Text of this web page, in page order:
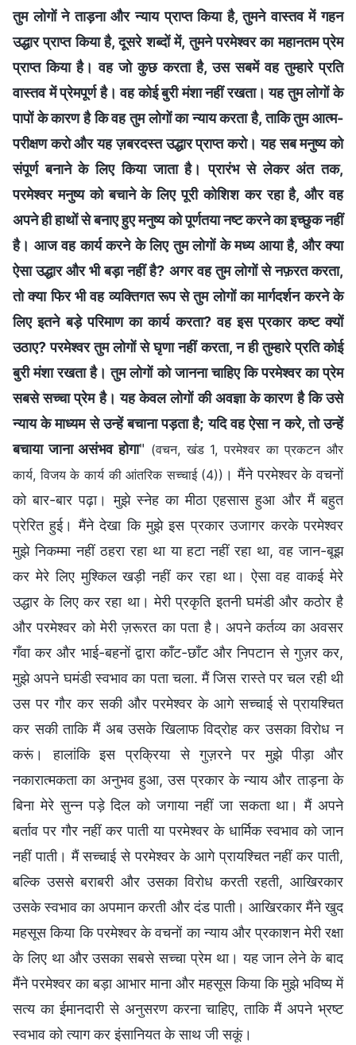
तुम लोगों ने ताड़ना और न्याय प्राप्त किया है, तुमने वास्तव में गहन
उद्धार प्राप्त किया है, दूसरे शब्दों में, तुमने परमेश्वर का महानतम प्रेम
प्राप्त किया है। वह जो कुछ करता है, उस सबमें वह तुम्हारे प्रति
वास्तव में प्रेमपूर्ण है। वह कोई बुरी मंशा नहीं रखता। यह तुम लोगों के
पापों के कारण है कि वह तुम लोगों का न्याय करता है, ताकि तुम आत्म-
परीक्षण करो और यह ज़बरदस्त उद्धार प्राप्त करो। यह सब मनुष्य को
संपूर्ण बनाने के लिए किया जाता है। प्रारंभ से लेकर अंत तक,
परमेश्वर मनुष्य को बचाने के लिए पूरी कोशिश कर रहा है, और वह
अपने ही हाथों से बनाए हुए मनुष्य को पूर्णतया नष्ट करने का इच्छुक नहीं
है। आज वह कार्य करने के लिए तुम लोगों के मध्य आया है, और क्या
ऐसा उद्धार और भी बड़ा नहीं है? अगर वह तुम लोगों से नफ़रत करता,
तो क्या फिर भी वह व्यक्तिगत रूप से तुम लोगों का मार्गदर्शन करने के
लिए इतने बड़े परिमाण का कार्य करता? वह इस प्रकार कष्ट क्यों
उठाए? परमेश्वर तुम लोगों से घृणा नहीं करता, न ही तुम्हारे प्रति कोई
बुरी मंशा रखता है। तुम लोगों को जानना चाहिए कि परमेश्वर का प्रेम
सबसे सच्चा प्रेम है। यह केवल लोगों की अवज्ञा के कारण है कि उसे
न्याय के माध्यम से उन्हें बचाना पड़ता है; यदि वह ऐसा न करे, तो उन्हें
बचाया जाना असंभव होगा" (वचन, खंड 1, परमेश्वर का प्रकटन और
कार्य, विजय के कार्य की आंतरिक सच्चाई (4)) । मैंने परमेश्वर के वचनों
को बार-बार पढ़ा। मुझे स्नेह का मीठा एहसास हुआ और मैं बहुत
प्रेरित हुई। मैंने देखा कि मुझे इस प्रकार उजागर करके परमेश्वर
मुझे निकम्मा नहीं ठहरा रहा था या हटा नहीं रहा था, वह जान-बूझ
कर मेरे लिए मुश्किल खड़ी नहीं कर रहा था। ऐसा वह वाकई मेरे
उद्धार के लिए कर रहा था। मेरी प्रकृति इतनी घमंडी और कठोर है
और परमेश्वर को मेरी ज़रूरत का पता है। अपने कर्तव्य का अवसर
गँवा कर और भाई-बहनों द्वारा काँट-छाँट और निपटान से गुज़र कर,
मुझे अपने घमंडी स्वभाव का पता चला. मैं जिस रास्ते पर चल रही थी
उस पर गौर कर सकी और परमेश्वर के आगे सच्चाई से प्रायश्चित
कर सकी ताकि मैं अब उसके खिलाफ विद्रोह कर उसका विरोध न
करूं। हालांकि इस प्रक्रिया से गुज़रने पर मुझे पीड़ा और
नकारात्मकता का अनुभव हुआ, उस प्रकार के न्याय और ताड़ना के
बिना मेरे सुन्न पड़े दिल को जगाया नहीं जा सकता था। मैं अपने
बर्ताव पर गौर नहीं कर पाती या परमेश्वर के धार्मिक स्वभाव को जान
नहीं पाती। मैं सच्चाई से परमेश्वर के आगे प्रायश्चित नहीं कर पाती,
बल्कि उससे बराबरी और उसका विरोध करती रहती, आखिरकार
उसके स्वभाव का अपमान करती और दंड पाती। आखिरकार मैंने खुद
महसूस किया कि परमेश्वर के वचनों का न्याय और प्रकाशन मेरी रक्षा
के लिए था और उसका सबसे सच्चा प्रेम था। यह जान लेने के बाद
मैंने परमेश्वर का बड़ा आभार माना और महसूस किया कि मुझे भविष्य में
सत्य का ईमानदारी से अनुसरण करना चाहिए, ताकि मैं अपने भ्रष्ट
स्वभाव को त्याग कर इंसानियत के साथ जी सकूं।